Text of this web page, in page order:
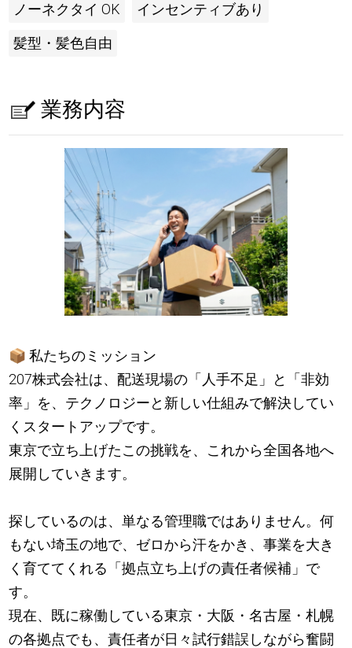
ノーネクタイ OK インセンティブあり
髪型・髪色自由
業務内容
📦 私たちのミッション
207株式会社は、配送現場の「人手不足」と「非効
率」を、テクノロジーと新しい仕組みで解決してい
くスタートアップです。
東京で立ち上げたこの挑戦を、これから全国各地へ
展開していきます。
探しているのは、単なる管理職ではありません。何
もない埼玉の地で、ゼロから汗をかき、事業を大き
く育ててくれる「拠点立ち上げの責任者候補」で
す。
現在、既に稼働している東京・大阪・名古屋・札幌
の各拠点でも、責任者が日々試行錯誤しながら奮闘